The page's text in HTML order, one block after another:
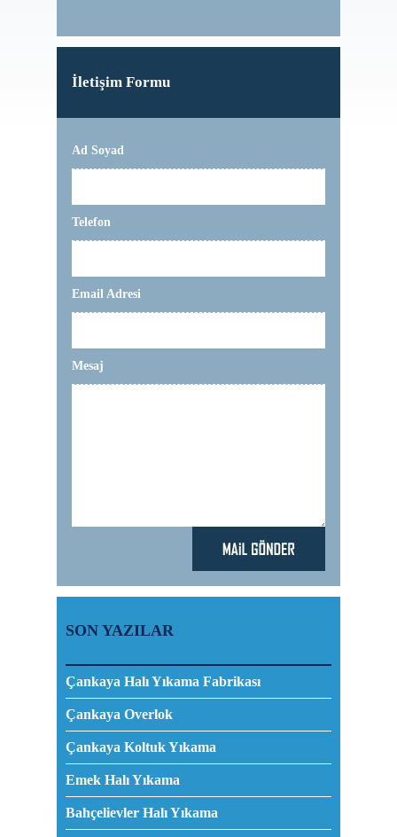
İletişim Formu
Ad Soyad
Telefon
Email Adresi
Mesaj
SON YAZILAR
Çankaya Halı Yıkama Fabrikası
Çankaya Overlok
Çankaya Koltuk Yıkama
Emek Halı Yıkama
Bahçelievler Halı Yıkama